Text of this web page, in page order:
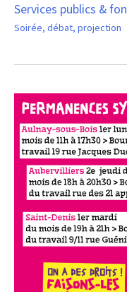
Services publics &
Soirée, débat, projection